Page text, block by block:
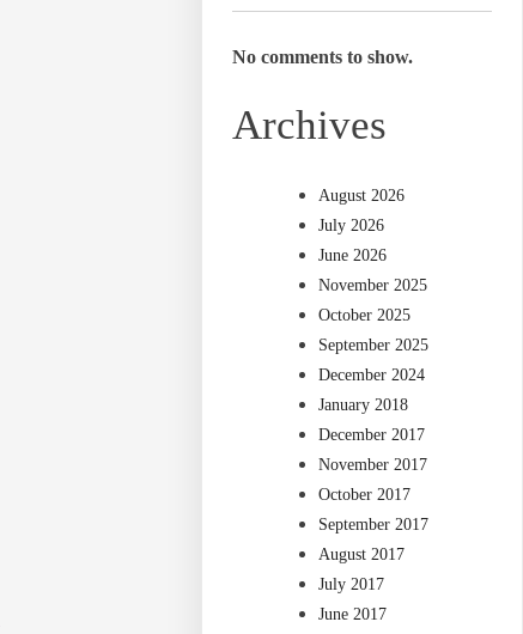
No comments to show.
Archives
August 2026
July 2026
June 2026
November 2025
October 2025
September 2025
December 2024
January 2018
December 2017
November 2017
October 2017
September 2017
August 2017
July 2017
June 2017